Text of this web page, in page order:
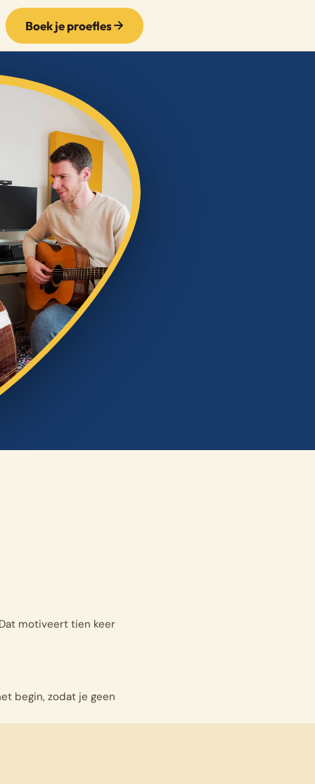
Boek je proefles
motiveert tien keer
begin, zodat je geen